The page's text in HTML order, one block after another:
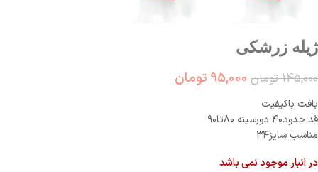
ژیله زرشکی
145,000 تومان 95,000 تومان
بافت باکیفیت
قد حدود۴۰ دورسینه ۸۰تا۹۰
مناسب سایز۳۴
در انبار موجود نمی باشد